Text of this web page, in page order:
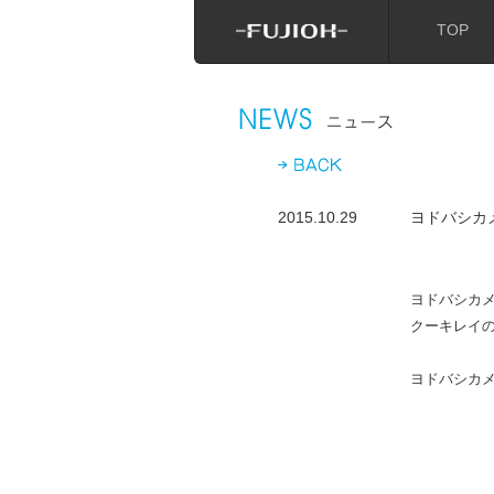
TOP
2015.10.29 ヨドバシ
ヨドバシカ
クーキレイ
ヨドバシカ